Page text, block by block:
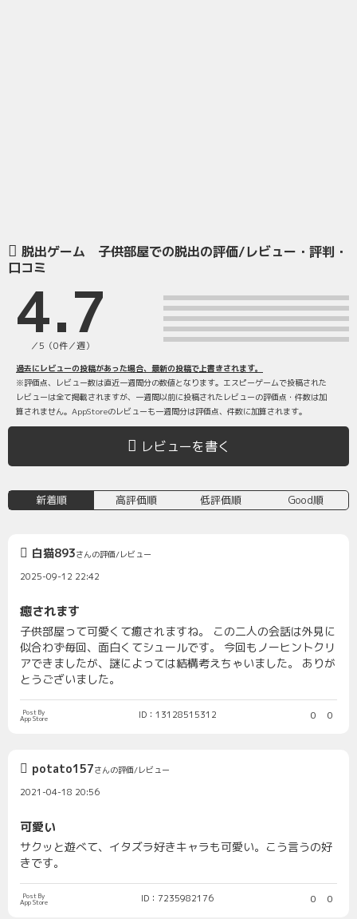
脱出ゲーム 子供部屋での脱出の評価/レビュー・評判・
口コミ
4.7
／5（0件／週）
過去にレビューの投稿があった場合、最新の投稿で上書きされます。
※評価点、レビュー数は直近一週間分の数値となります。エスピーゲームで投稿された
レビューは全て掲載されますが、一週間以前に投稿されたレビューの評価点・件数は加
算されません。AppStoreのレビューも一週間分は評価点、件数に加算されます。
レビューを書く
新着順 高評価順 低評価順 Good順
白猫893さんの評価/レビュー
2025-09-12 22:42
癒されます
子供部屋って可愛くて癒されますね。 この二人の会話は外見に
似合わず毎回、面白くてシュールです。 今回もノーヒントクリ
アできましたが、謎によっては結構考えちゃいました。 ありが
とうございました。
Post By
App Store ID：13128515312 0 0
potato157さんの評価/レビュー
2021-04-18 20:56
可愛い
サクッと遊べて、イタズラ好きキャラも可愛い。こう言うの好
きです。
Post By
App Store ID：7235982176 0 0